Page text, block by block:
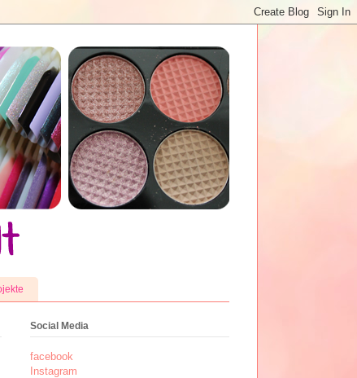
Social Media
facebook
Instagram